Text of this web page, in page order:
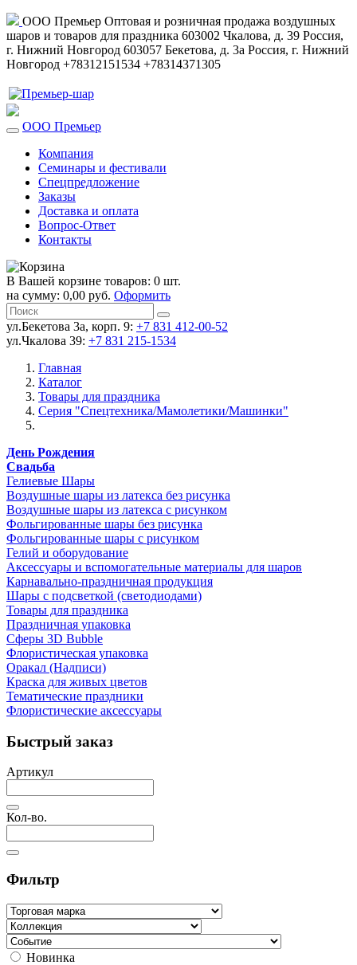
ООО Премьер Оптовая и розничная продажа воздушных
шаров и товаров для праздника 603002 Чкалова, д. 39 Россия,
г. Нижний Новгород 603057 Бекетова, д. 3а Россия, г. Нижний
Новгород +78312151534 +78314371305
ООО Премьер
Компания
Семинары и фестивали
Спецпредложение
Заказы
Доставка и оплата
Вопрос-Ответ
Контакты
В Вашей корзине товаров: 0 шт.
на сумму: 0,00 руб. Оформить
ул.Бекетова 3а, корп. 9: +7 831 412-00-52
ул.Чкалова 39: +7 831 215-1534
Главная
Каталог
Товары для праздника
Серия "Спецтехника/Мамолетики/Машинки"
День Рождения
Свадьба
Гелиевые Шары
Воздушные шары из латекса без рисунка
Воздушные шары из латекса с рисунком
Фольгированные шары без рисунка
Фольгированные шары с рисунком
Гелий и оборудование
Аксессуары и вспомогательные материалы для шаров
Карнавально-праздничная продукция
Шары с подсветкой (светодиодами)
Товары для праздника
Праздничная упаковка
Сферы 3D Bubble
Флористическая упаковка
Оракал (Надписи)
Краска для живых цветов
Тематические праздники
Флористические аксессуары
Быстрый заказ
Артикул
Кол-во.
Фильтр
Новинка